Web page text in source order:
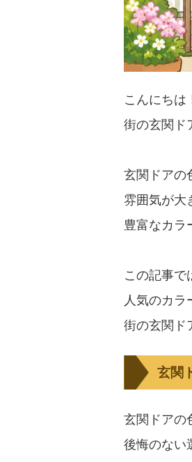
こんにちは
街の玄関ド
玄関ドアの
雰囲気が大
豊富なカラ
この記事で
人気のカラ
街の玄関ド
玄関
玄関ドアの
後悔のない